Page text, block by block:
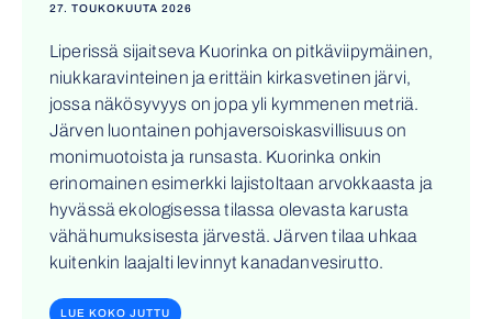
27. TOUKOKUUTA 2026
Liperissä sijaitseva Kuorinka on pitkäviipymäinen,
niukkaravinteinen ja erittäin kirkasvetinen järvi,
jossa näkösyvyys on jopa yli kymmenen metriä.
Järven luontainen pohjaversoiskasvillisuus on
monimuotoista ja runsasta. Kuorinka onkin
erinomainen esimerkki lajistoltaan arvokkaasta ja
hyvässä ekologisessa tilassa olevasta karusta
vähähumuksisesta järvestä. Järven tilaa uhkaa
kuitenkin laajalti levinnyt kanadanvesirutto.
LUE KOKO JUTTU